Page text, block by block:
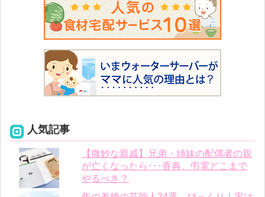
人気記事
【微妙な親戚】兄弟・姉妹の配偶者の親
が亡くなったら･･･香典、弔電どこまで
やるべき？